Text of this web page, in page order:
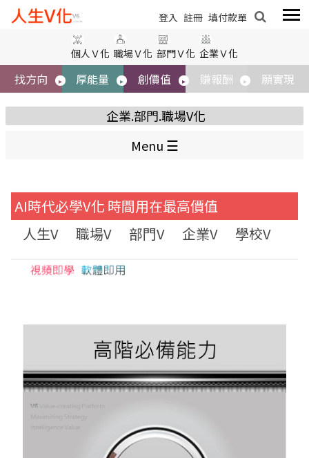
登入 註冊 填付款單
個人Ｖ化 職場Ｖ化 部門Ｖ化 企業Ｖ化
找方向 厚能量 創價值 賺報酬 願實現
企業.部門.職場V化
Menu
登入 註冊 填付款單
AI時代必學V化 時間用在最高價值
人生V
職場V 部門V 企業V 學校V
標題
圖片
取消